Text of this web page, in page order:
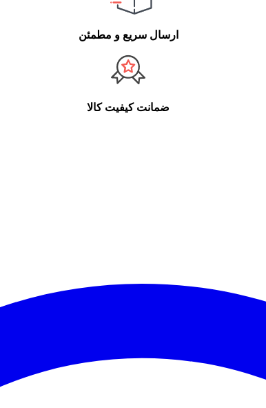
ارسال سریع و مطمئن
ضمانت کیفیت کالا